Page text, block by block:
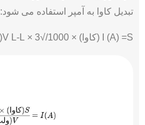
تبدیل کاوا به آمپر استفاده می شود:
I (A) =S (کاوا) × 1000/√3 × V L-L(ولت)